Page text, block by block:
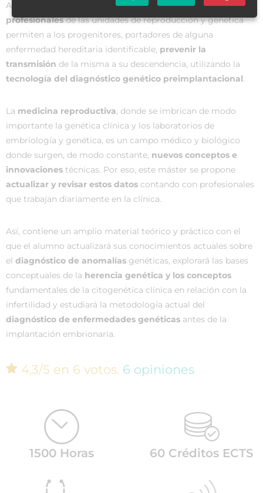
Además, hoy en día, la
actuación conjunta de los
profesionalesde las unidades de reproducción y genética
permiten a los progenitores, portadores de alguna
enfermedad hereditaria identificable, prevenir la
transmisión de la misma a su descendencia, utilizando la
tecnología del diagnóstico genético preimplantacional.
La medicina reproductiva, donde se imbrican de modo
importante la genética clínica y los laboratorios de
embriología y genética, es un campo médico y biológico
donde surgen, de modo constante, nuevos conceptos e
innovaciones técnicas. Por eso, este máster se propone
actualizar y revisar estos datos contando con profesionales
que trabajan diariamente en la clínica.
Así, contiene un amplio material teórico y práctico con el
que el alumno actualizará sus conocimientos actuales sobre
el diagnóstico de anomalías genéticas, explorará las bases
conceptuales de la herencia genética y los conceptos
fundamentales de la citogenética clínica en relación con la
infertilidad y estudiará la metodología actual del
diagnóstico de enfermedades genéticas antes de la
implantación embrionaria.
4,3/5 en 6 votos. 6 opiniones
1500 Horas 60 Créditos ECTS